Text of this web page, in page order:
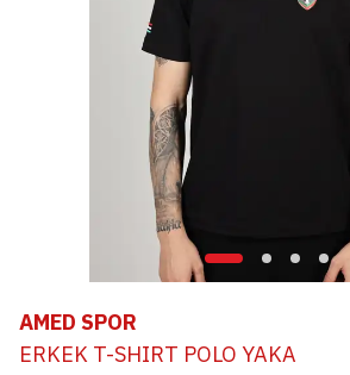
AMED SPOR
ERKEK T-SHIRT POLO YAKA